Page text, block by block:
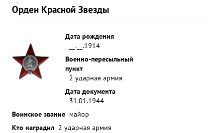
Орден Красной Звезды
Дата рождения
__.__.1914
Военно-пересыльный
пункт
2 ударная армия
Дата документа
31.01.1944
Воинское звание майор
Кто наградил 2 ударная армия